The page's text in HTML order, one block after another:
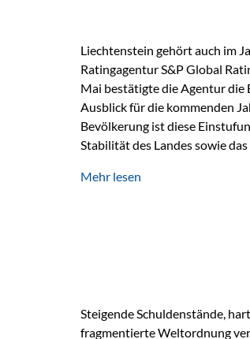
Liechtenstein gehört auch im
Ratingagentur S&P Global
Mai bestätigte die Agentur die
Ausblick für die kommenden
Bevölkerung ist diese
Stabilität des Landes sowie
Herausforderungen Die
Mehr lesen
Steigende Schuldenstände,
fragmentierte Weltordnung